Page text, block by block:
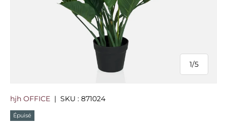
1/
de
5
hjh OFFICE | SKU : 871024
Épuisé